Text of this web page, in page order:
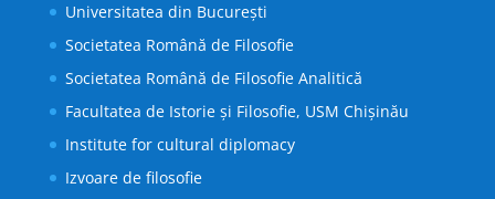
Universitatea din București
Societatea Română de Filosofie
Societatea Română de Filosofie Analitică
Facultatea de Istorie și Filosofie, USM Chișinău
Institute for cultural diplomacy
Izvoare de filosofie